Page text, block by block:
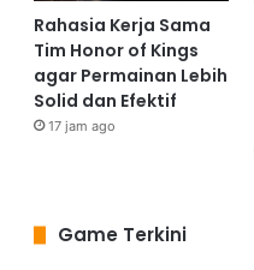
Rahasia Kerja Sama
Tim Honor of Kings
agar Permainan Lebih
Solid dan Efektif
17 jam ago
Game Terkini